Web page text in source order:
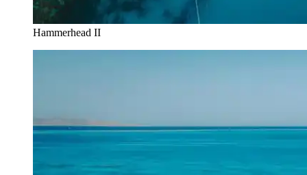
Hammerhead II